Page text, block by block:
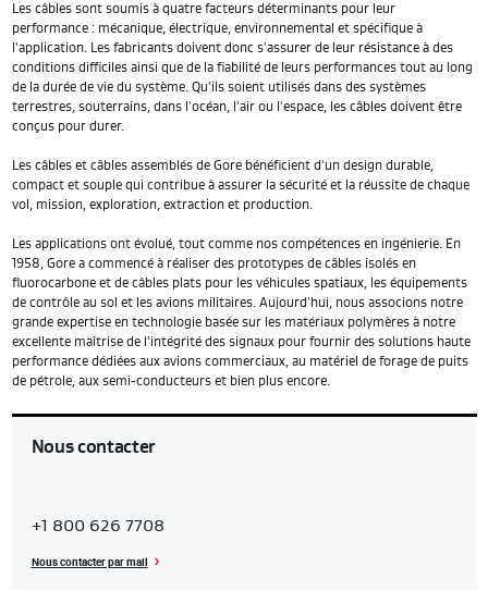
Les câbles sont soumis à quatre facteurs déterminants pour leur
performance : mécanique, électrique, environnemental et spécifique à
l'application. Les fabricants doivent donc s'assurer de leur résistance à des
conditions difficiles ainsi que de la fiabilité de leurs performances tout au long
de la durée de vie du système. Qu'ils soient utilisés dans des systèmes
terrestres, souterrains, dans l'océan, l'air ou l'espace, les câbles doivent être
conçus pour durer.
Les câbles et câbles assemblés de Gore bénéficient d'un design durable,
compact et souple qui contribue à assurer la sécurité et la réussite de chaque
vol, mission, exploration, extraction et production.
Les applications ont évolué, tout comme nos compétences en ingénierie. En
1958, Gore a commencé à réaliser des prototypes de câbles isolés en
fluorocarbone et de câbles plats pour les véhicules spatiaux, les équipements
de contrôle au sol et les avions militaires. Aujourd'hui, nous associons notre
grande expertise en technologie basée sur les matériaux polymères à notre
excellente maîtrise de l'intégrité des signaux pour fournir des solutions haute
performance dédiées aux avions commerciaux, au matériel de forage de puits
de pétrole, aux semi-conducteurs et bien plus encore.
Nous contacter
Region
+1 800 626 7708
Nous contacter par mail